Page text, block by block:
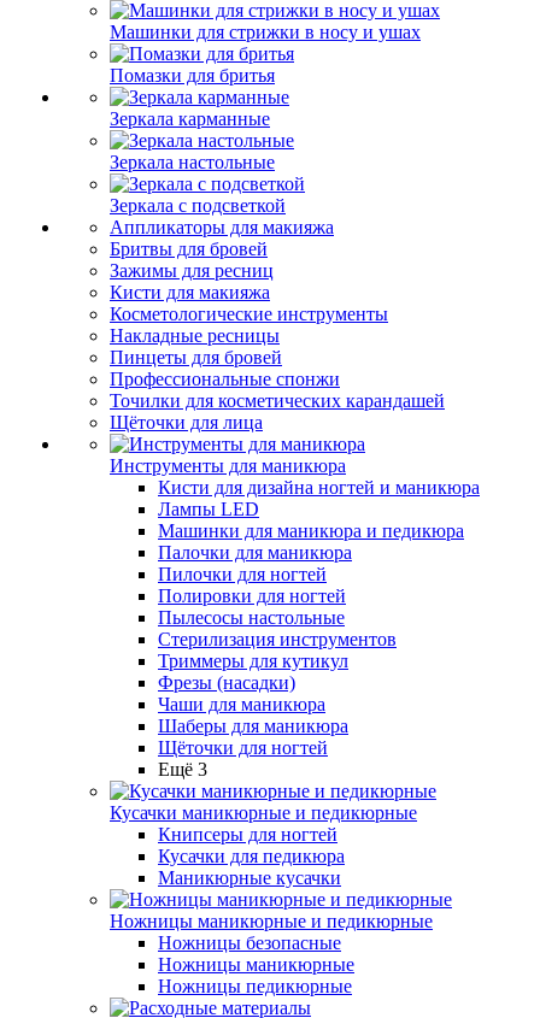
Машинки для стрижки в носу и ушах
Помазки для бритья
Зеркала карманные
Зеркала настольные
Зеркала с подсветкой
Аппликаторы для макияжа
Бритвы для бровей
Зажимы для ресниц
Кисти для макияжа
Косметологические инструменты
Накладные ресницы
Пинцеты для бровей
Профессиональные спонжи
Точилки для косметических карандашей
Щёточки для лица
Инструменты для маникюра
Кисти для дизайна ногтей и маникюра
Лампы LED
Машинки для маникюра и педикюра
Палочки для маникюра
Пилочки для ногтей
Полировки для ногтей
Пылесосы настольные
Стерилизация инструментов
Триммеры для кутикул
Фрезы (насадки)
Чаши для маникюра
Шаберы для маникюра
Щёточки для ногтей
Ещё 3
Кусачки маникюрные и педикюрные
Книпсеры для ногтей
Кусачки для педикюра
Маникюрные кусачки
Ножницы маникюрные и педикюрные
Ножницы безопасные
Ножницы маникюрные
Ножницы педикюрные